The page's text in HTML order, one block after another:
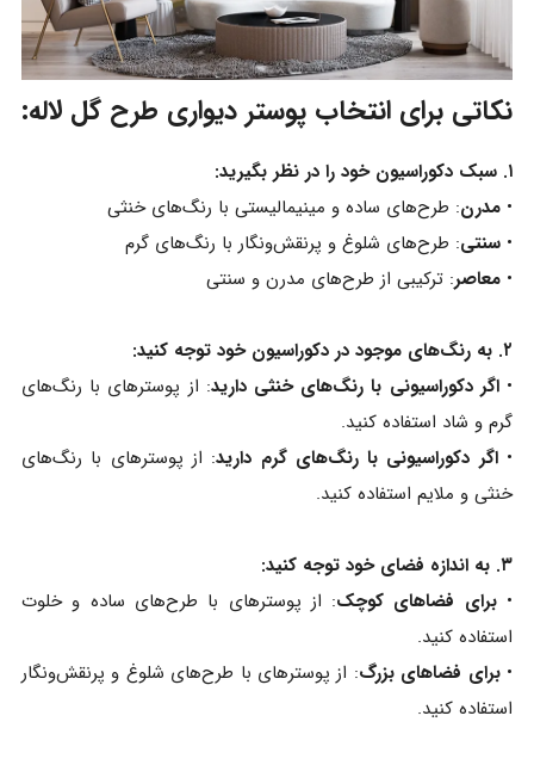
نکاتی برای انتخاب پوستر دیواری طرح گل لاله:
۱. سبک دکوراسیون خود را در نظر بگیرید:
• مدرن: طرح‌های ساده و مینیمالیستی با رنگ‌های خنثی
• سنتی: طرح‌های شلوغ و پرنقش‌ونگار با رنگ‌های گرم
• معاصر: ترکیبی از طرح‌های مدرن و سنتی
۲. به رنگ‌های موجود در دکوراسیون خود توجه کنید:
•اگر دکوراسیونی با رنگ‌های خنثی دارید: از پوسترهای با رنگ‌های
گرم و شاد استفاده کنید.
• اگر دکوراسیونی با رنگ‌های گرم دارید: از پوسترهای با رنگ‌های
خنثی و ملایم استفاده کنید.
۳. به اندازه فضای خود توجه کنید:
•برای فضاهای کوچک: از پوسترهای با طرح‌های ساده و خلوت
استفاده کنید.
• برای فضاهای بزرگ: از پوسترهای با طرح‌های شلوغ و پرنقش‌ونگار
استفاده کنید.